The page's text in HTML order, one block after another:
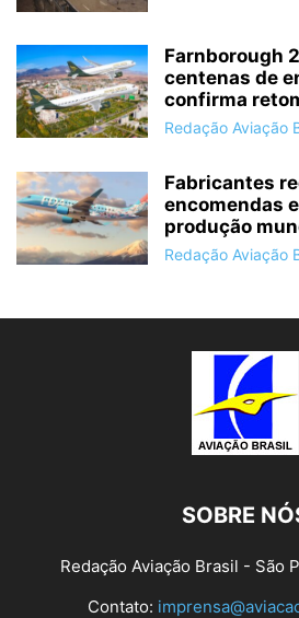
Farnborough
centenas de
confirma
Redação Aviação
Fabricantes
encomendas
produção
Redação Aviação
SOBRE
Redação Aviação Brasil - São
Contato: